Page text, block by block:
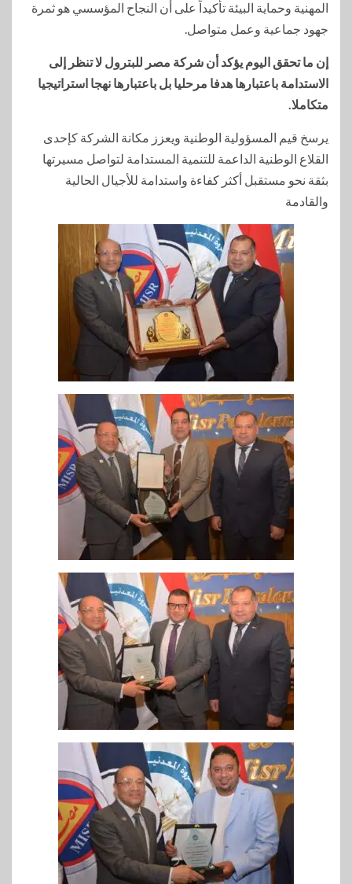
المهنية وحماية البيئة تأكيداً على أن النجاح المؤسسي هو ثمرة
جهود جماعية وعمل متواصل.
إن ما تحقق اليوم يؤكد أن شركة مصر للبترول لا تنظر إلى
الاستدامة باعتبارها هدفا مرحليا بل باعتبارها نهجا استراتيجيا
متكاملا.
يرسخ قيم المسؤولية الوطنية ويعزز مكانة الشركة كإحدى
القلاع الوطنية الداعمة للتنمية المستدامة لتواصل مسيرتها
بثقة نحو مستقبل أكثر كفاءة واستدامة للأجيال الحالية
والقادمة